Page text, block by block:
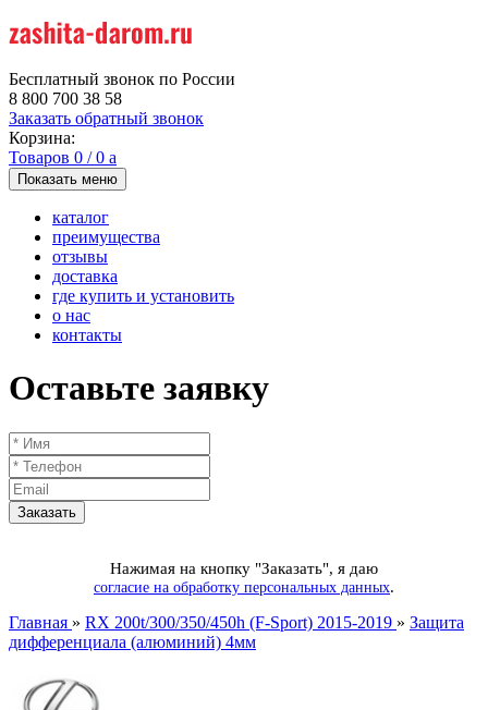
Бесплатный звонок по России
8 800 700 38 58
Заказать обратный звонок
Корзина:
Товаров 0 /0 a
Показать меню
каталог
преимущества
отзывы
доставка
где купить и установить
о нас
контакты
Оставьте заявку
Нажимая на кнопку "Заказать", я даю
согласие на обработку персональных данных.
Главная » RX 200t/300/350/450h (F-Sport) 2015-2019 » Защита
дифференциала (алюминий) 4мм